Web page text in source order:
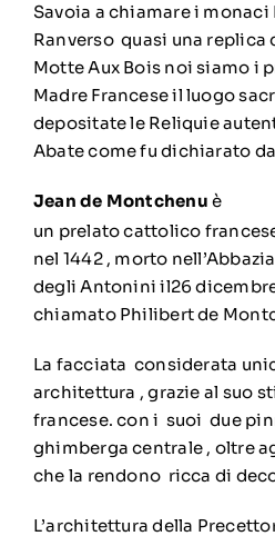
Savoia a chiamare i
Ranverso quasi una replica
Motte Aux Bois noi siamo i
Madre Francese il luogo
depositate le Reliquie
Abate come fu dichiarato
Jean de Montchenu è
un prelatocattolico
nel 1442, morto
degli Antonini il26
chiamato Philibert de
La facciata considerata
architettura , grazie al suo
francese. con i suoi due
ghimberga centrale , oltre
che la rendono ricca di
L’architettura della